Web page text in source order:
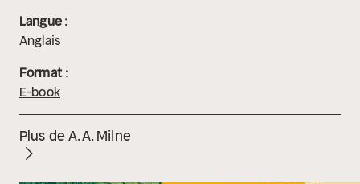
Langue :
Anglais
Format :
E-book
Plus de A.A. Milne